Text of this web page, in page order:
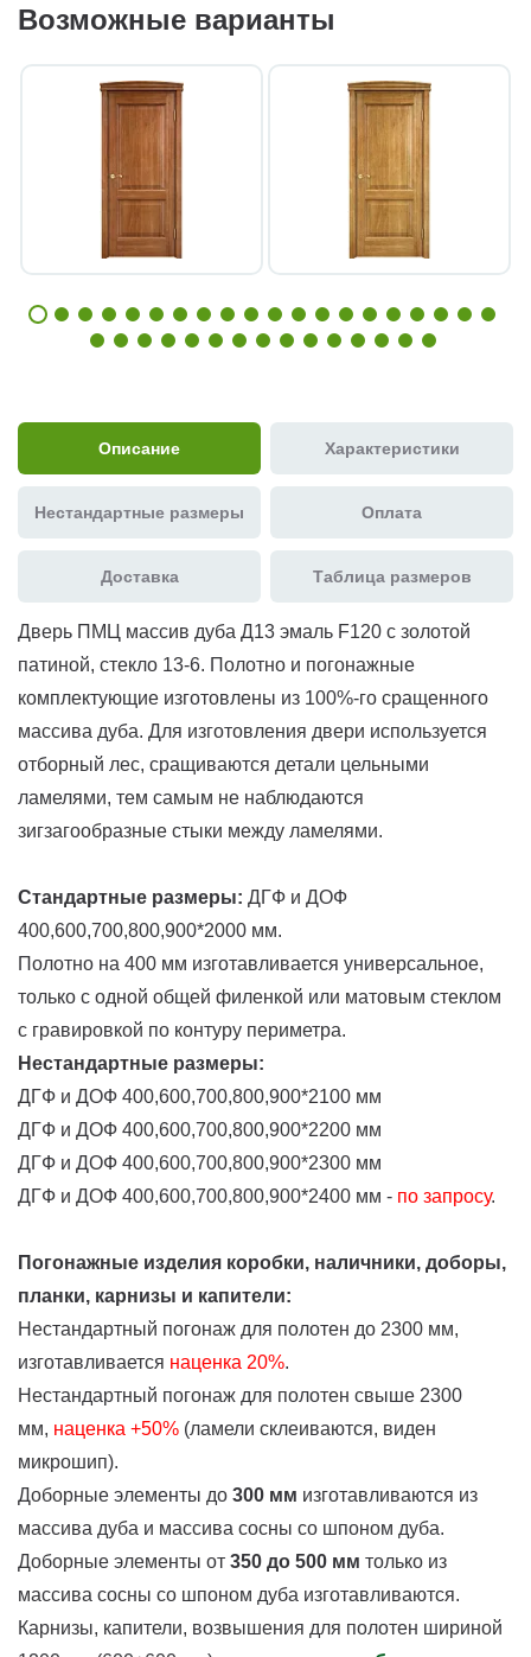
Возможные варианты
Описание Характеристики
Нестандартные размеры Оплата
Доставка Таблица размеров
Дверь ПМЦ массив дуба Д13 эмаль F120 с золотой
патиной, стекло 13-6. Полотно и погонажные
комплектующие изготовлены из 100%-го сращенного
массива дуба. Для изготовления двери используется
отборный лес, сращиваются детали цельными
ламелями, тем самым не наблюдаются
зигзагообразные стыки между ламелями.
Стандартные размеры: ДГФ и ДОФ
400,600,700,800,900*2000 мм.
Полотно на 400 мм изготавливается универсальное,
только с одной общей филенкой или матовым стеклом
с гравировкой по контуру периметра.
Нестандартные размеры:
ДГФ и ДОФ 400,600,700,800,900*2100 мм
ДГФ и ДОФ 400,600,700,800,900*2200 мм
ДГФ и ДОФ 400,600,700,800,900*2300 мм
ДГФ и ДОФ 400,600,700,800,900*2400 мм - по запросу.
Погонажные изделия коробки, наличники, доборы,
планки, карнизы и капители:
Нестандартный погонаж для полотен до 2300 мм,
изготавливается наценка 20%.
Нестандартный погонаж для полотен свыше 2300
мм, наценка +50% (ламели склеиваются, виден
микрошип).
Доборные элементы до 300 мм изготавливаются из
массива дуба и массива сосны со шпоном дуба.
Доборные элементы от 350 до 500 мм только из
массива сосны со шпоном дуба изготавливаются.
Карнизы, капители, возвышения для полотен шириной